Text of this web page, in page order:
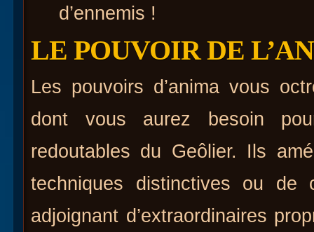
d’ennemis !
LE POUVOIR DE
Les pouvoirs d’anima vous
dont vous aurez besoin
redoutables du Geôlier. Ils
techniques distinctives ou de
adjoignant d’extraordinaires